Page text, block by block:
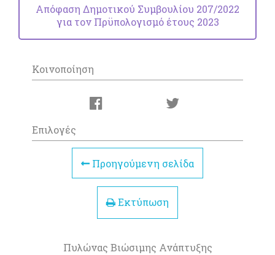
Απόφαση Δημοτικού Συμβουλίου 207/2022
για τον Πρϋπολογισμό έτους 2023
Κοινοποίηση
Επιλογές
Προηγούμενη σελίδα
Εκτύπωση
Πυλώνας Βιώσιμης Ανάπτυξης